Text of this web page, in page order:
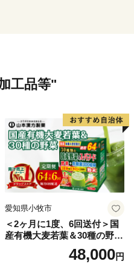
工品等"
愛知県小牧市
＜2ヶ月に1度、6回送付＞国
産有機大麦若葉＆30種の野
菜 山本漢方 定期便
48,000円